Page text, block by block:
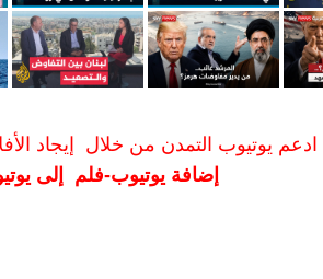
ادعم يوتيوب التمدن من خلال إيجاد
إضافة يوتيوب-فلم إلى